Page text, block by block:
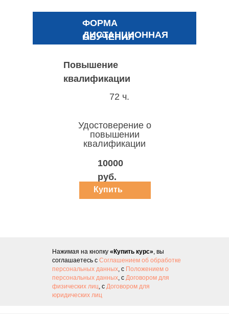
ФОРМА
ОБУЧЕНИЯ
ДИСТАНЦИОННАЯ
Повышение
квалификации
Удостоверение о
повышении
квалификации
72 ч.
10000
руб.
Купить
курс
Нажимая на кнопку «Купить курс», вы
соглашаетесь с Соглашением об обработке
персональных данных, с Положением о
персональных данных, с Договором для
физических лиц, с Договором для
юридических лиц